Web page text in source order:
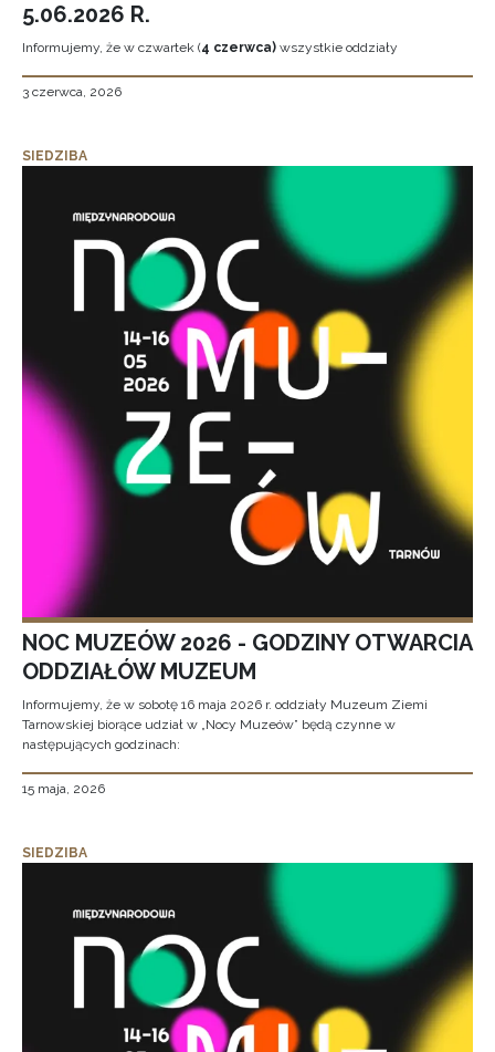
5.06.2026 R.
Informujemy, że w czwartek (4 czerwca) wszystkie oddziały
3 czerwca, 2026
SIEDZIBA
NOC MUZEÓW 2026 - GODZINY OTWARCIA
ODDZIAŁÓW MUZEUM
Informujemy, że w sobotę 16 maja 2026 r. oddziały Muzeum Ziemi
Tarnowskiej biorące udział w „Nocy Muzeów” będą czynne w
następujących godzinach:
15 maja, 2026
SIEDZIBA